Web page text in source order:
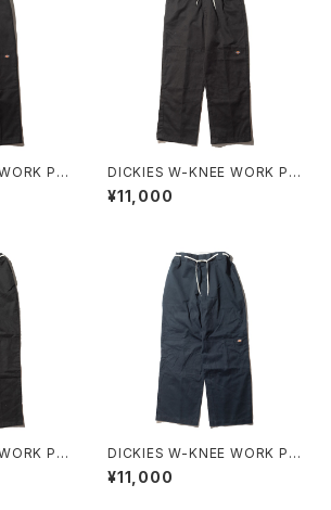
PA
DICKIES W-KNEE WORK PA
NT NBD CUSTOM E
¥11,000
PA
DICKIES W-KNEE WORK PA
NT NBD CUSTOM F
¥11,000